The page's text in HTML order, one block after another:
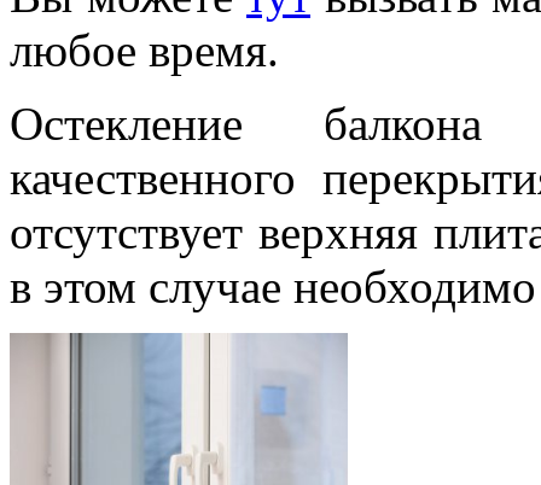
любое время.
Остекление
качественного
отсутствует верхняя
в этом случае